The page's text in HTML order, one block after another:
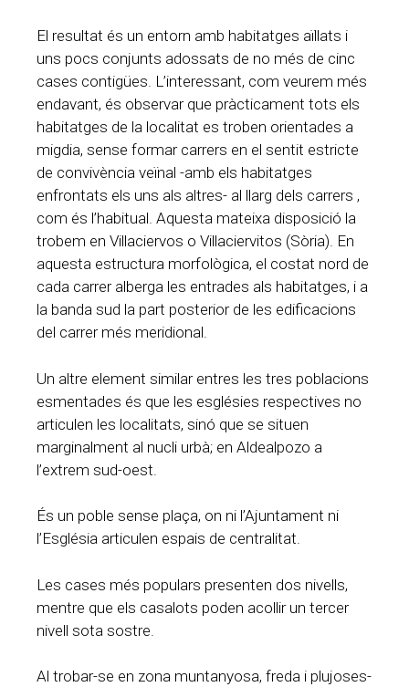
El resultat és un entorn amb habitatges aïllats i
uns pocs conjunts adossats de no més de cinc
cases contigües. L’interessant, com veurem més
endavant, és observar que pràcticament tots els
habitatges de la localitat es troben orientades a
migdia, sense formar carrers en el sentit estricte
de convivència veïnal -amb els habitatges
enfrontats els uns als altres- al llarg dels carrers ,
com és l’habitual. Aquesta mateixa disposició la
trobem en Villaciervos o Villaciervitos (Sòria). En
aquesta estructura morfològica, el costat nord de
cada carrer alberga les entrades als habitatges, i a
la banda sud la part posterior de les edificacions
del carrer més meridional.
Un altre element similar entres les tres poblacions
esmentades és que les esglésies respectives no
articulen les localitats, sinó que se situen
marginalment al nucli urbà; en Aldealpozo a
l’extrem sud-oest.
És un poble sense plaça, on ni l’Ajuntament ni
l’Església articulen espais de centralitat.
Les cases més populars presenten dos nivells,
mentre que els casalots poden acollir un tercer
nivell sota sostre.
Al trobar-se en zona muntanyosa, freda i plujoses-